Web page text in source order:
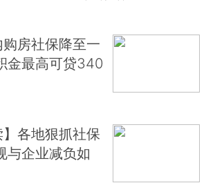
房社保降至一
金最高可贷340
】各地狠抓社保
与企业减负如